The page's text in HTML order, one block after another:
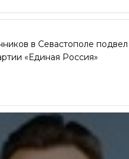
в Севастополе подвел
«Единая Россия»